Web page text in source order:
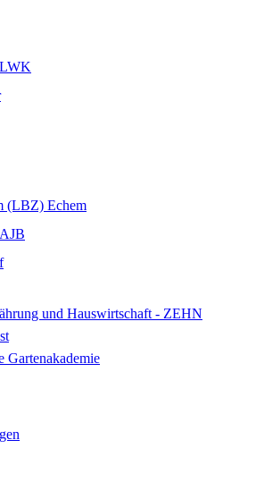
(LBZ) Echem
und Hauswirtschaft - ZEHN
Gartenakademie